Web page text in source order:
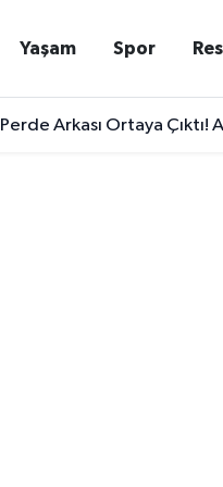
Yaşam Spor
Arkası Ortaya Çıktı!